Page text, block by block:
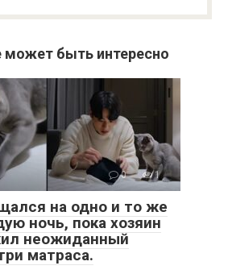
быть интересно
0 1
на одно и то же
ночь, пока хозяин
неожиданный
матраса.